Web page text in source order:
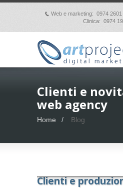
p Web e marketing: 0974 2601
Clinica: 0974
Clienti e
web agency
Home Blog
Clienti e